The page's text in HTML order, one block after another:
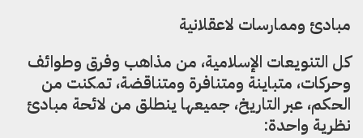
مبادئ وممارسات لاعقلانية
كل التنويعات الإسلامية، من مذاهب وفرق وطوائف
وحركات، متباينة ومتنافرة ومتناقضة، تمكنت من
الحكم، عبر التاريخ، جميعها ينطلق من لائحة مبادئ
نظرية واحدة: